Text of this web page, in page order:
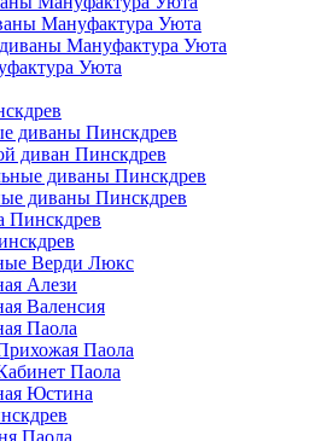
Мануфактура Уюта
Мануфактура Уюта
Уюта
диваны Пинскдрев
диван Пинскдрев
диваны Пинскдрев
диваны Пинскдрев
Пинскдрев
Верди Люкс
Алези
Валенсия
Паола
Паола
Паола
Юстина
Паола